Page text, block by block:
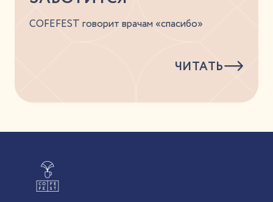
COFEFEST говорит врачам «спасибо»
ЧИТАТЬ